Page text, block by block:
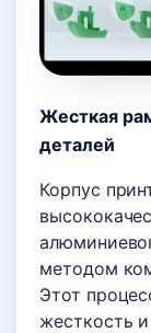
Жесткая
деталей
Корпус
методом
Этот
жесткость